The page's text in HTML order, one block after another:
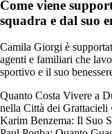
Come viene
squadra e dal suo
Camila Giorgi è
agenti e familiari che
sportivo e il suo
Quanto Costa Vivere a
nella Città dei Grattacieli
Karim Benzema: Il Suo